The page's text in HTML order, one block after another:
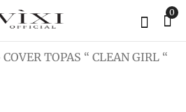
0
COVER TOPAS “ CLEAN GIRL “